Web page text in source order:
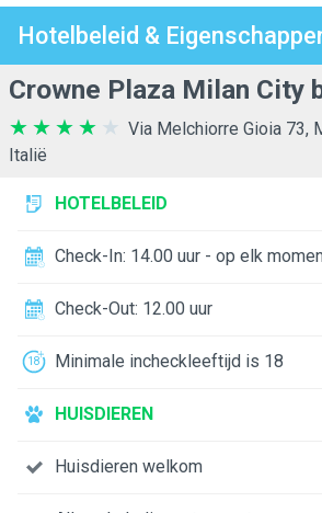
Hotelbeleid &
Crowne Plaza Milan City
Via Melchiorre Gioia 73,
Italië
HOTELBELEID
Check-In: 14.00 uur - op elk
Check-Out: 12.00 uur
Minimale incheckleeftijd is 18
HUISDIEREN
Huisdieren welkom